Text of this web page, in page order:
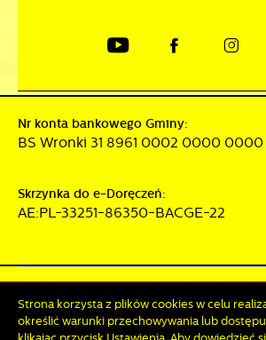
Nr konta bankowego Gminy:
BS Wronki 31 8961 0002 0000
Skrzynka do e-Doręczeń:
AE:PL-33251-86350-BACGE-22
Polityka prywatności
Strona korzysta z plików cookies w celu
określić warunki przechowywania lub